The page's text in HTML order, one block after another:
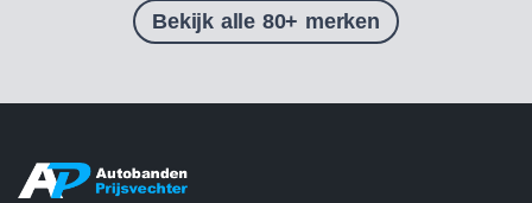
Bekijk alle 80+ merken